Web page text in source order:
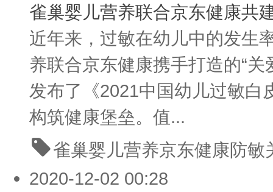
雀巢婴儿营养联合京东健康共
近年来，过敏在幼儿中的发生
养联合京东健康携手打造的“
发布了《2021中国幼儿过敏白
构筑健康堡垒。值...
雀巢婴儿营养京东健康防敏
2020-12-02 00:28